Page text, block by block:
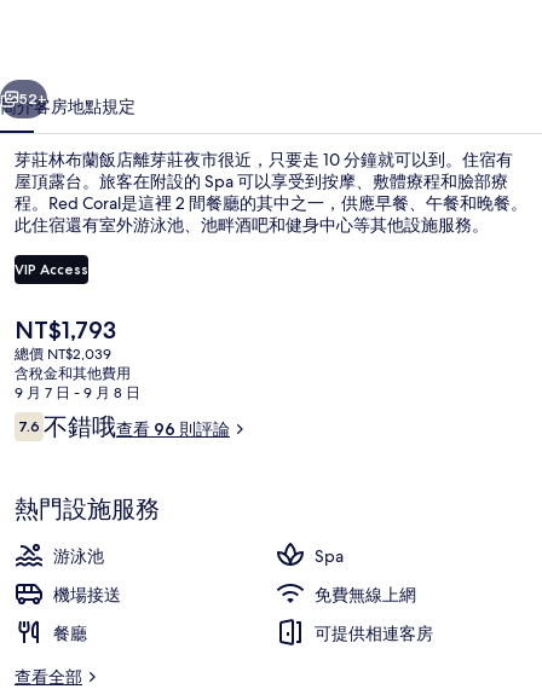
的
相
片
集
個 下一個
52+
簡介客房地點規定
芽莊林布蘭飯店離芽莊夜市很近，只要走 10 分鐘就可以到。住宿有
屋頂露台。旅客在附設的 Spa 可以享受到按摩、敷體療程和臉部療
程。Red Coral是這裡 2 間餐廳的其中之一，供應早餐、午餐和晚餐。
此住宿還有室外游泳池、池畔酒吧和健身中心等其他設施服務。
VIP Access
目
前
的
價
格
是
NT$1,793
總價 NT$2,039
含稅金和其他費用
9 月 7 日 - 9 月 8 日
評
論
7.67.6 分，滿分 10 分，
不錯哦查看 96 則評論
熱門設施服務
游泳池
Spa
機場接送
免費無線上網
餐廳
可提供相連客房
查看全部